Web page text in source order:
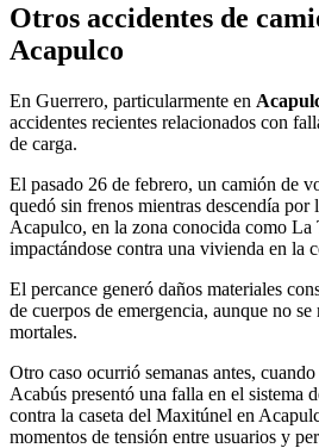
Otros accidentes de
Acapulco
En Guerrero, particularmente en
accidentes recientes relacionados con
de carga.
El pasado 26 de febrero, un camión de
quedó sin frenos mientras descendía
Acapulco, en la zona conocida como
impactándose contra una vivienda en la
El percance generó daños materiales
de cuerpos de emergencia, aunque no
mortales.
Otro caso ocurrió semanas antes,
Acabús presentó una falla en el sistema
contra la caseta del Maxitúnel en
momentos de tensión entre usuarios y